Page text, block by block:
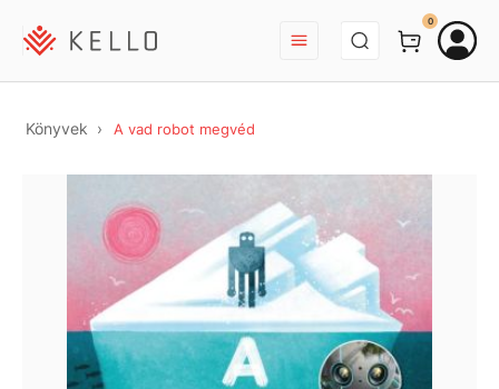
BEJELENTKEZÉS
0
Könyvek A vad robot megvéd